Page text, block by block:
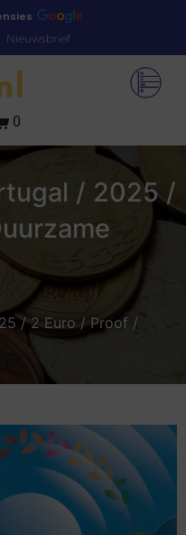
Nieuwsbrief
0
/ 2025 /
/ 2 Euro / Proof /